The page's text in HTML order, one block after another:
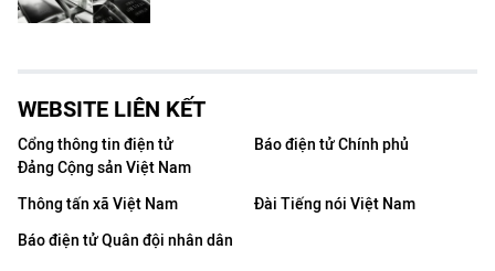
WEBSITE LIÊN KẾT
Cổng thông tin điện tử
Đảng Cộng sản Việt Nam
Báo điện tử Chính phủ
Thông tấn xã Việt Nam
Đài Tiếng nói Việt Nam
Báo điện tử Quân đội nhân dân